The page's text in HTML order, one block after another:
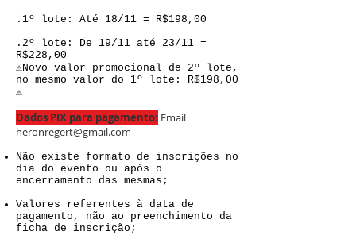
.1º lote: Até 18/11 = R$198,00
.2º lote: De 19/11 até 23/11 =
R$228,00
⚠️Novo valor promocional de 2º lote,
no mesmo valor do 1º lote: R$198,00
⚠️
Dados PIX para pagamento: Email
heronregert@gmail.com
Não existe formato de inscrições no
dia do evento ou após o
encerramento das mesmas;
Valores referentes à data de
pagamento, não ao preenchimento da
ficha de inscrição;